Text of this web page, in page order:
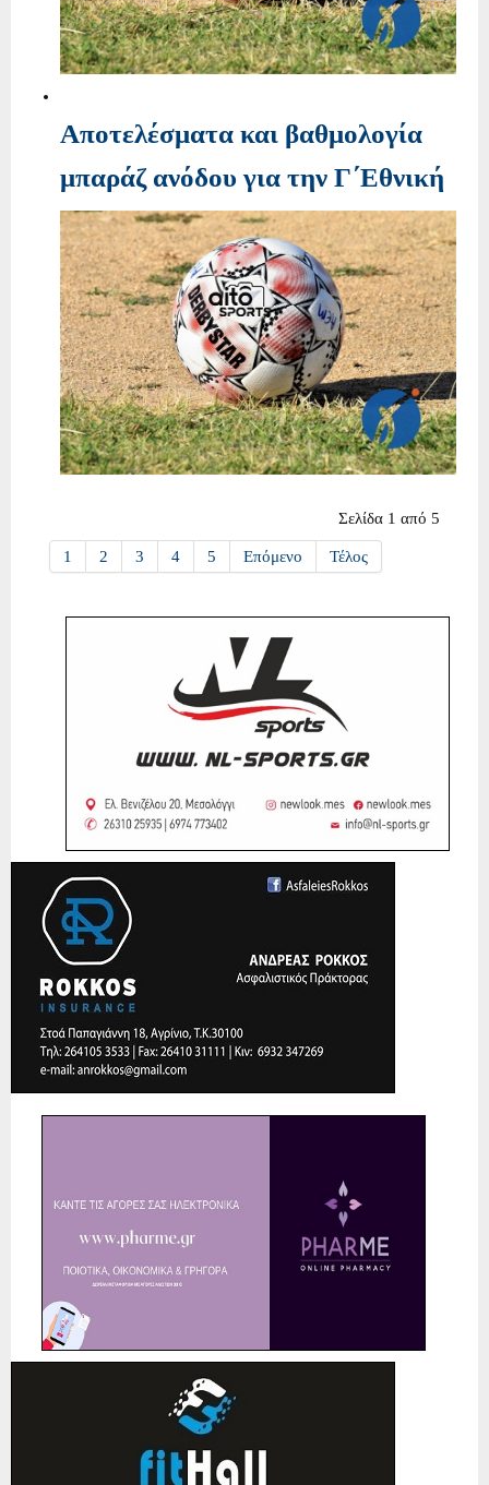
Αποτελέσματα και βαθμολογία
μπαράζ ανόδου για την Γ΄Εθνική
Σελίδα 1 από 5
1 2 3 4 5 Επόμενο Τέλος